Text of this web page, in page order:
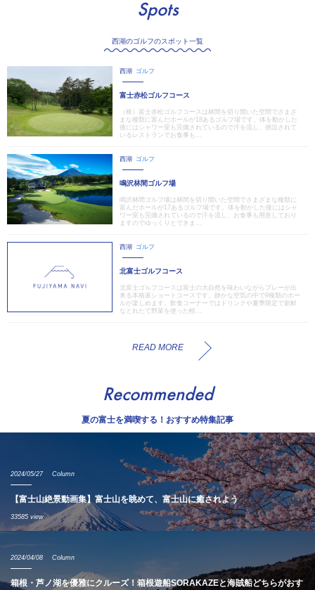
Spots
西湖のゴルフのスポット一覧
西湖 ゴルフ
富士赤松ゴルフコース
（株）富士赤松ゴルフコースは林間を切り開いた空間でさまざ
まな種類に富んだホールが18あるゴルフ場です。体を動かした
後にはシャワー室も完備されているので汗を流し、併設されて
いるレストランでお食事も...
西湖 ゴルフ
鳴沢林間ゴルフ場
鳴沢林間ゴルフ場は林間を切り開いた空間でさまざまな種類に
富んだホールが17あるゴルフ場です。体を動かした後にはシャ
ワー室も完備されているので汗を流し、お食事も用意しており
ますのでゆっくりとできま...
西湖 ゴルフ
北富士ゴルフコース
北富士ゴルフコースは富士の大自然を味わいながらプレーが出
来る本格派ショートコースです。静かな空気の中で9種類のホー
ルが楽しめます。飲食コーナーではドリンクや夏季限定で新鮮
なとれたて野菜を使った軽...
READ MORE
Recommended
夏の富士を満喫する！おすすめ特集記事
2024/05/27 Column
【富士山絶景動画集】富士山を眺めて、富士山に癒されよう
33585 view
2024/04/08 Column
箱根・芦ノ湖を優雅にクルーズ！箱根遊船SORAKAZEと海賊船どちらがおす